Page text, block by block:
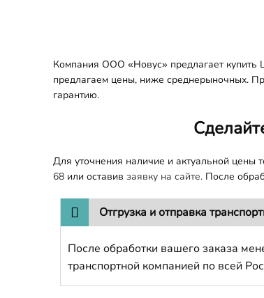
Компания ООО «Новус» предлагает купить
предлагаем цены, ниже среднерыночных.
гарантию.
Для уточнения наличие и актуальной
68 или оставив заявку на сайте. После
Отгрузка и отправка
После обработки вашего заказа
транспортной компанией по всей